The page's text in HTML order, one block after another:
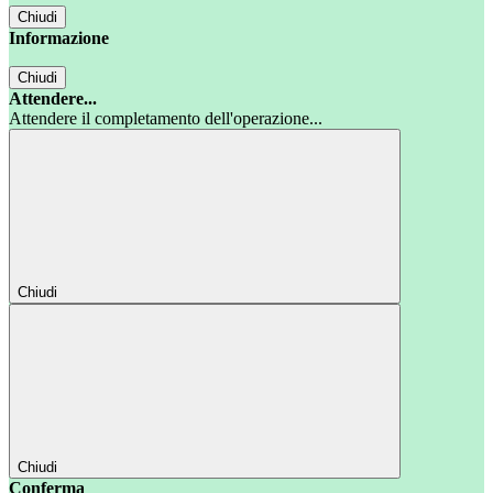
Chiudi
Informazione
Chiudi
Attendere...
Attendere il completamento dell'operazione...
Chiudi
Chiudi
Conferma